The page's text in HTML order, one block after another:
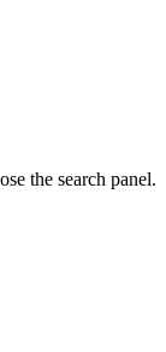
the search panel.